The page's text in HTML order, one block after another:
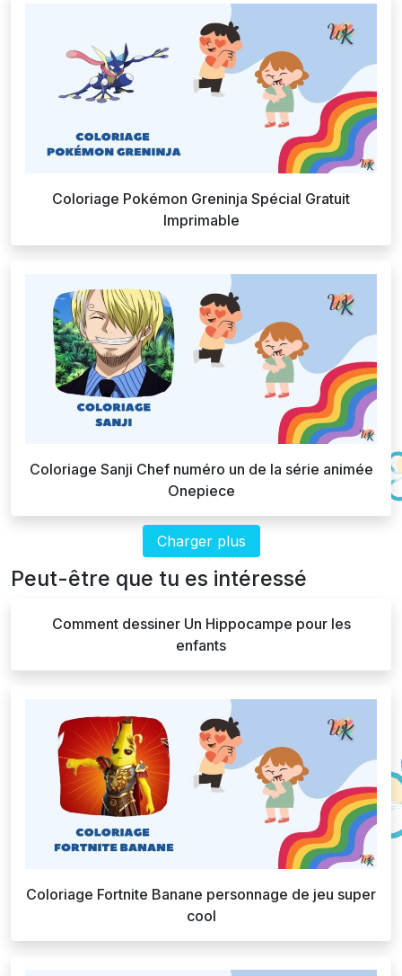
Coloriage Pokémon Greninja Spécial Gratuit
Imprimable
Coloriage Sanji Chef numéro un de la série animée
Onepiece
Charger plus
Peut-être que tu es intéressé
Comment dessiner Un Hippocampe pour les
enfants
Coloriage Fortnite Banane personnage de jeu super
cool